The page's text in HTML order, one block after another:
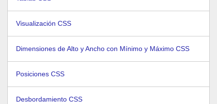
Visualización CSS
Dimensiones de Alto y Ancho con Mínimo y Máximo CSS
Posiciones CSS
Desbordamiento CSS